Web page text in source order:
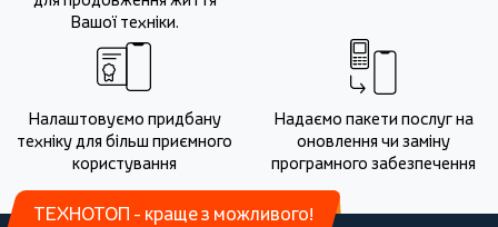
Вашої техніки.
Налаштовуємо придбану
техніку для більш приємного
користування
Надаємо пакети послуг на
оновлення чи заміну
програмного забезпечення
ТЕХНОТОП - краще з можливого!